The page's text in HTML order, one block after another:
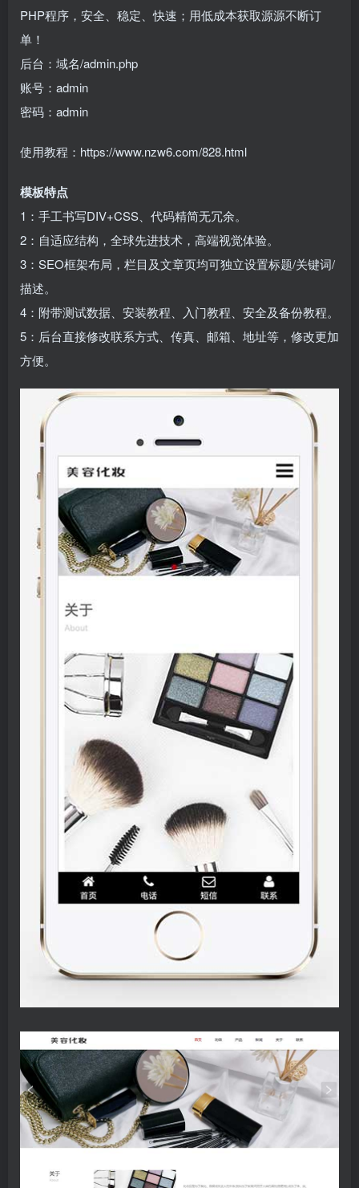
PHP程序，安全、稳定、快速；用低成本获取源源不断订
单！
后台：域名/admin.php
账号：admin
密码：admin
使用教程：https://www.nzw6.com/828.html
模板特点
1：手工书写DIV+CSS、代码精简无冗余。
2：自适应结构，全球先进技术，高端视觉体验。
3：SEO框架布局，栏目及文章页均可独立设置标题/关键词/
描述。
4：附带测试数据、安装教程、入门教程、安全及备份教程。
5：后台直接修改联系方式、传真、邮箱、地址等，修改更加
方便。